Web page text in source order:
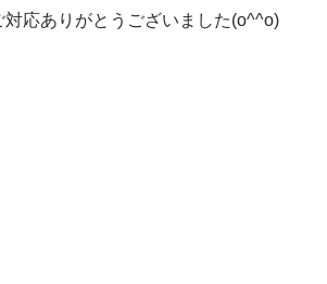
対応ありがとうございました(o^^o)